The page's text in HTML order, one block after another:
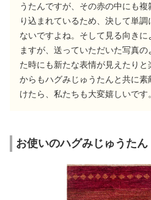
うたんですが、その赤の中にも
り込まれているため、決して単
ないですよね。そして見る向き
ますが、送っていただいた写真
た時にも新たな表情が見えたり
からもハグみじゅうたんと共に
けたら、私たちも大変嬉しいです。
お使いのハグみじゅうたん